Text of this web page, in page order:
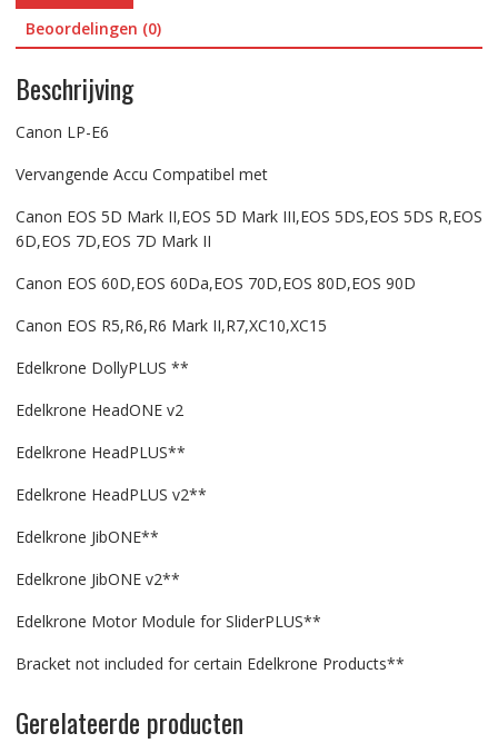
Beoordelingen (0)
Beschrijving
Canon LP-E6
Vervangende Accu Compatibel met
Canon EOS 5D Mark II,EOS 5D Mark III,EOS 5DS,EOS 5DS R,EOS
6D,EOS 7D,EOS 7D Mark II
Canon EOS 60D,EOS 60Da,EOS 70D,EOS 80D,EOS 90D
Canon EOS R5,R6,R6 Mark II,R7,XC10,XC15
Edelkrone DollyPLUS **
Edelkrone HeadONE v2
Edelkrone HeadPLUS**
Edelkrone HeadPLUS v2**
Edelkrone JibONE**
Edelkrone JibONE v2**
Edelkrone Motor Module for SliderPLUS**
Bracket not included for certain Edelkrone Products**
Gerelateerde producten